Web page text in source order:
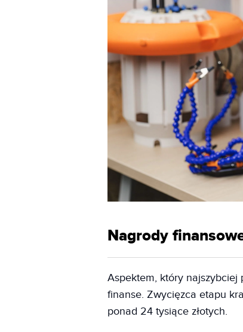
Nagrody
Aspektem, który najszybciej
finanse. Zwycięzca etapu
ponad 24 tysiące złotych.